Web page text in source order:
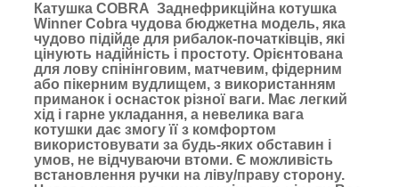
Катушка COBRA Заднефрикційна котушка
Winner Cobra чудова бюджетна модель, яка
чудово підійде для рибалок-початківців, які
цінують надійність і простоту. Орієнтована
для лову спінінговим, матчевим, фідерним
або пікерним вудлищем, з використанням
приманок і оснасток різної ваги. Має легкий
хід і гарне укладання, а невелика вага
котушки дає змогу її з комфортом
використовувати за будь-яких обставин і
умов, не відчуваючи втоми. Є можливість
встановлення ручки на ліву/праву сторону.